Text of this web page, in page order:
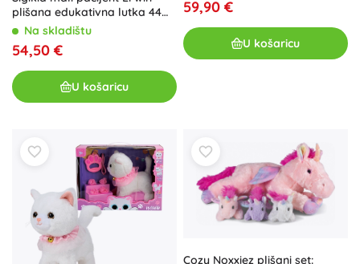
plišana edukativna lutka 44
cmNa skladištu
54,50 €
U košaricu
59,90 €
U košaricu
Cozy Noxxiez plišani set: